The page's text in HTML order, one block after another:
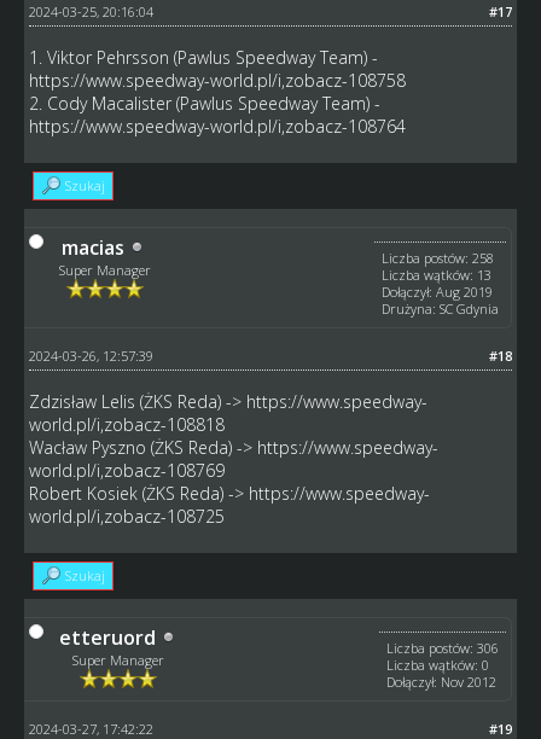
#17
2024-03-25, 20:16:04
1. Viktor Pehrsson (Pawlus Speedway Team) -
https://www.speedway-world.pl/i,zobacz-108758
2. Cody Macalister (Pawlus Speedway Team) -
https://www.speedway-world.pl/i,zobacz-108764
Szukaj
macias
Super Manager
Liczba postów: 258
Liczba wątków: 13
Dołączył: Aug 2019
Drużyna: SC Gdynia
#18
2024-03-26, 12:57:39
Zdzisław Lelis (ŻKS Reda) -> https://www.speedway-
world.pl/i,zobacz-108818
Wacław Pyszno (ŻKS Reda) -> https://www.speedway-
world.pl/i,zobacz-108769
Robert Kosiek (ŻKS Reda) -> https://www.speedway-
world.pl/i,zobacz-108725
Szukaj
etteruord
Super Manager
Liczba postów: 306
Liczba wątków: 0
Dołączył: Nov 2012
#19
2024-03-27, 17:42:22